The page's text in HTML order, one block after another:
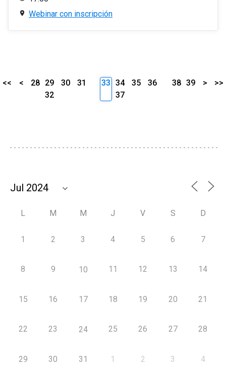
Webinar con inscripción
<< < 28 29 30
31
32
33 34 35
36
37
38 39 > >>
L M M J V S D
1 2 3 4 5 6 7
8 9 10 11 12 13 14
15 16 17 18 19 20 21
22 23 24 25 26 27 28
29 30 31 1 2 3 4